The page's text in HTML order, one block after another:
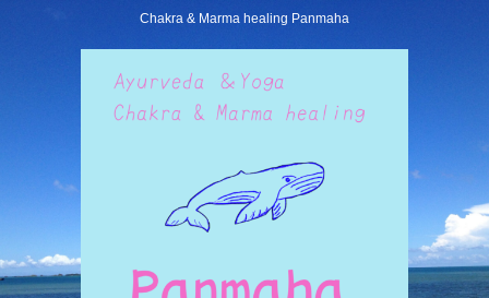
Chakra & Marma healing Panmaha